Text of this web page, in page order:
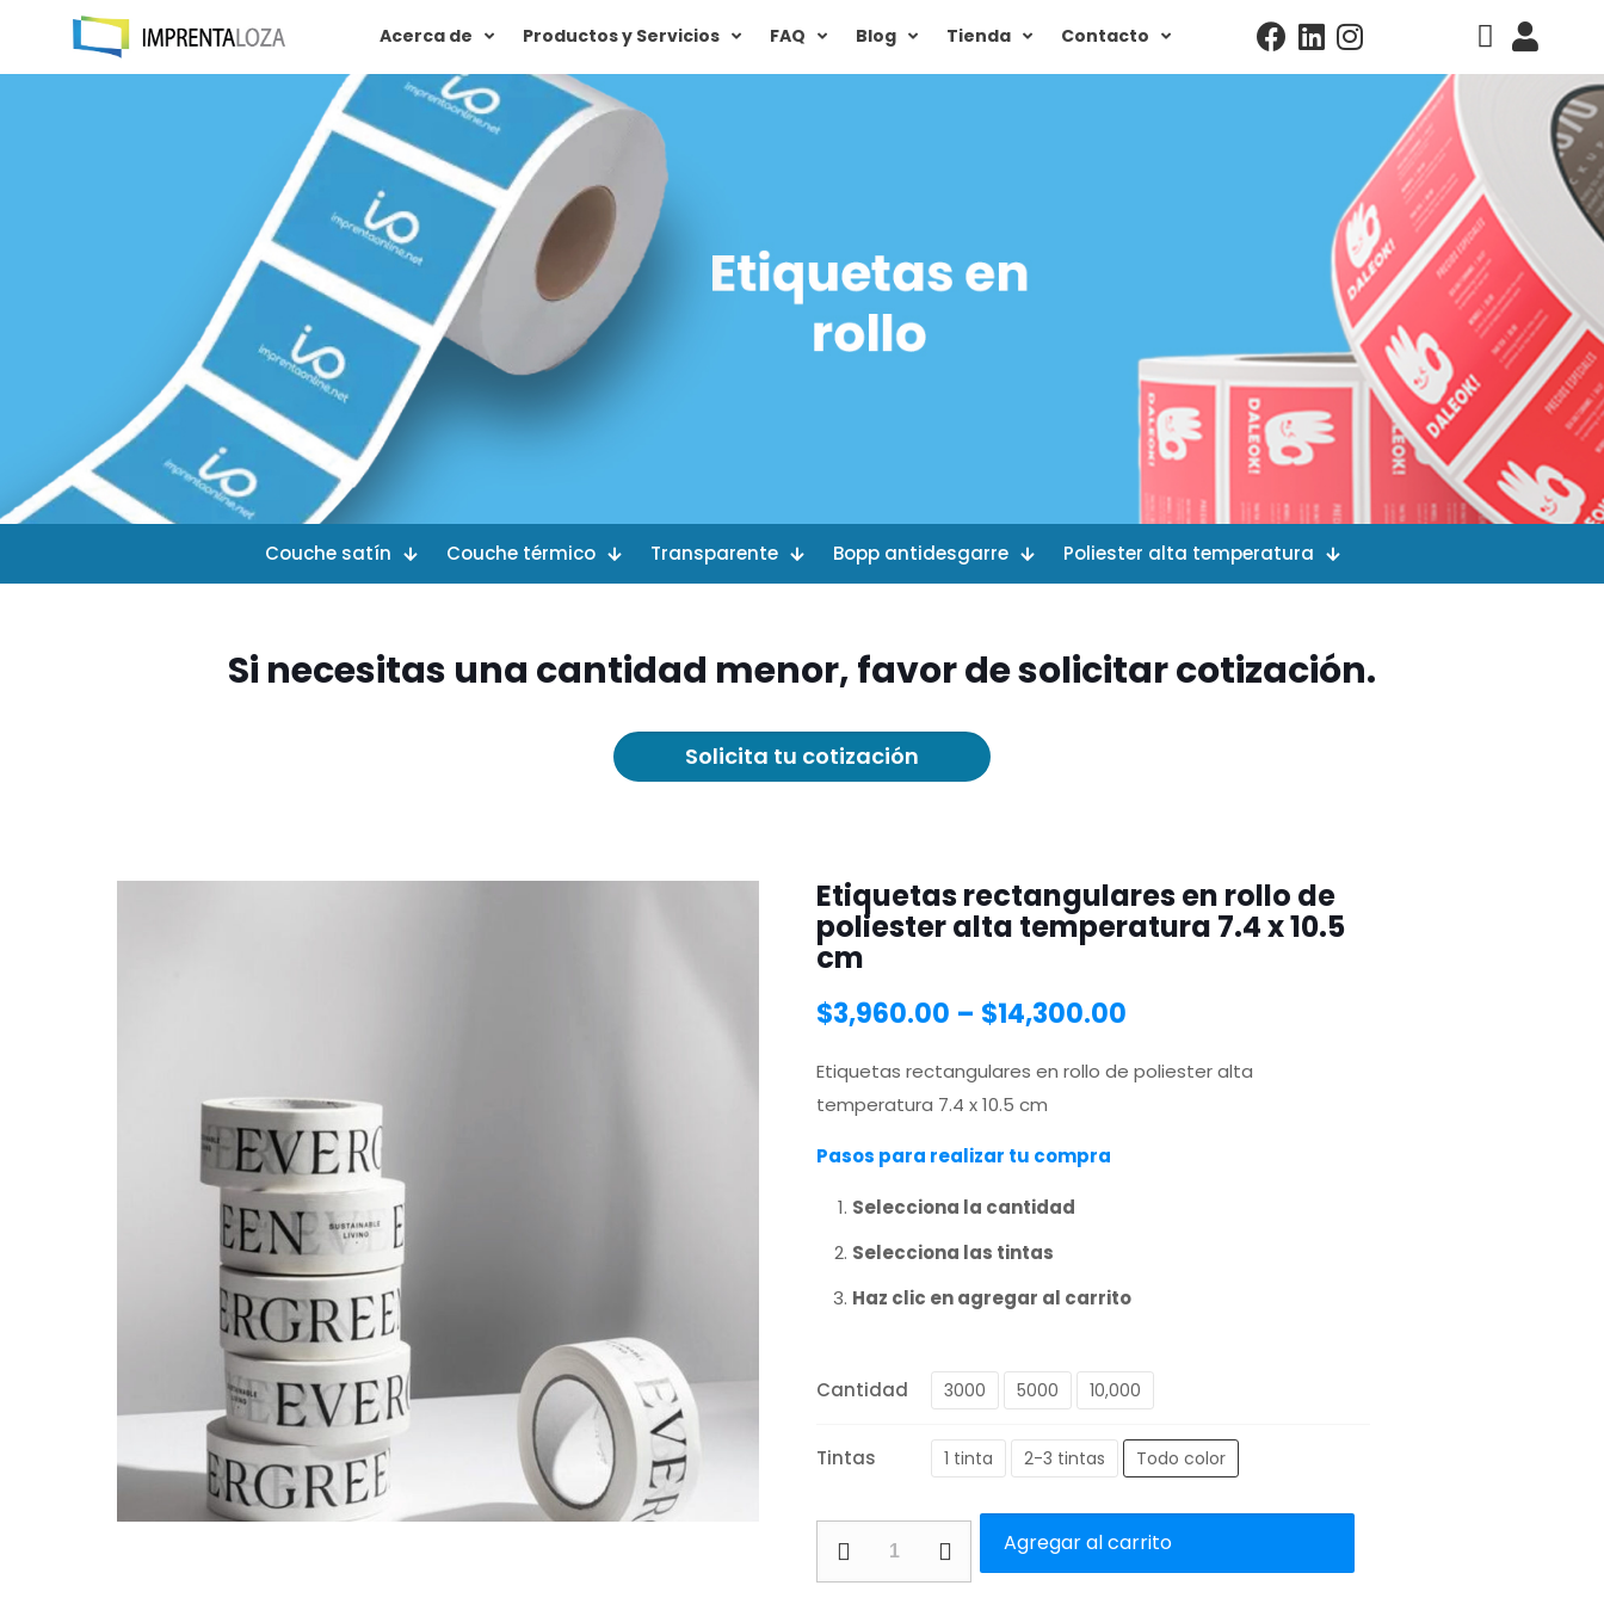
Acerca de Productos y Servicios FAQ Blog Tienda Contacto
Couche satín Couche térmico Transparente Bopp antidesgarre Poliester alta temperatura
Si necesitas una cantidad menor, favor de solicitar cotización.
Solicita tu cotización
Etiquetas rectangulares en rollo de
poliester alta temperatura 7.4 x 10.5
cm
$3,960.00 – $14,300.00
Etiquetas rectangulares en rollo de poliester alta
temperatura 7.4 x 10.5 cm
Pasos para realizar tu compra
Selecciona la cantidad
Selecciona las tintas
Haz clic en agregar al carrito
Cantidad 3000 5000 10,000
Tintas 1 tinta 2-3 tintas Todo color
Agregar al carrito